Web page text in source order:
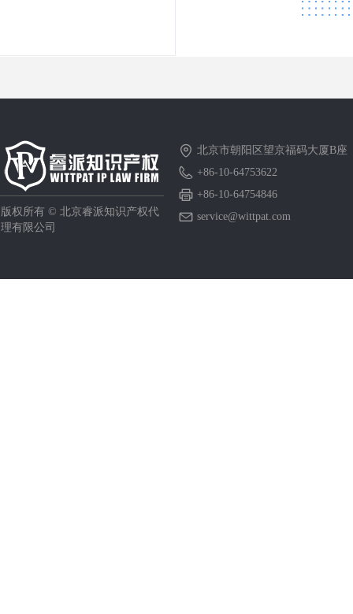
北京市朝阳区望京福码大厦B座
+86-10-64753622
+86-10-64754846
service@wittpat.com
版权所有 © 北京睿派知识产权代
理有限公司